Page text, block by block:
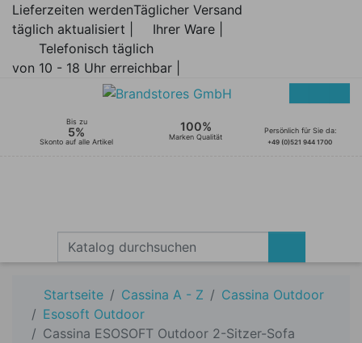
Lieferzeiten werden
täglich aktualisiert |
Täglicher Versand
Ihrer Ware |
Telefonisch täglich
von 10 - 18 Uhr erreichbar |
Bis zu
5%
Skonto auf alle Artikel
100%
Marken Qualität
Persönlich für Sie da:
+49 (0)521 944 1700
Startseite Cassina A - Z
Cassina Outdoor
Esosoft Outdoor
Cassina ESOSOFT Outdoor 2-Sitzer-Sofa